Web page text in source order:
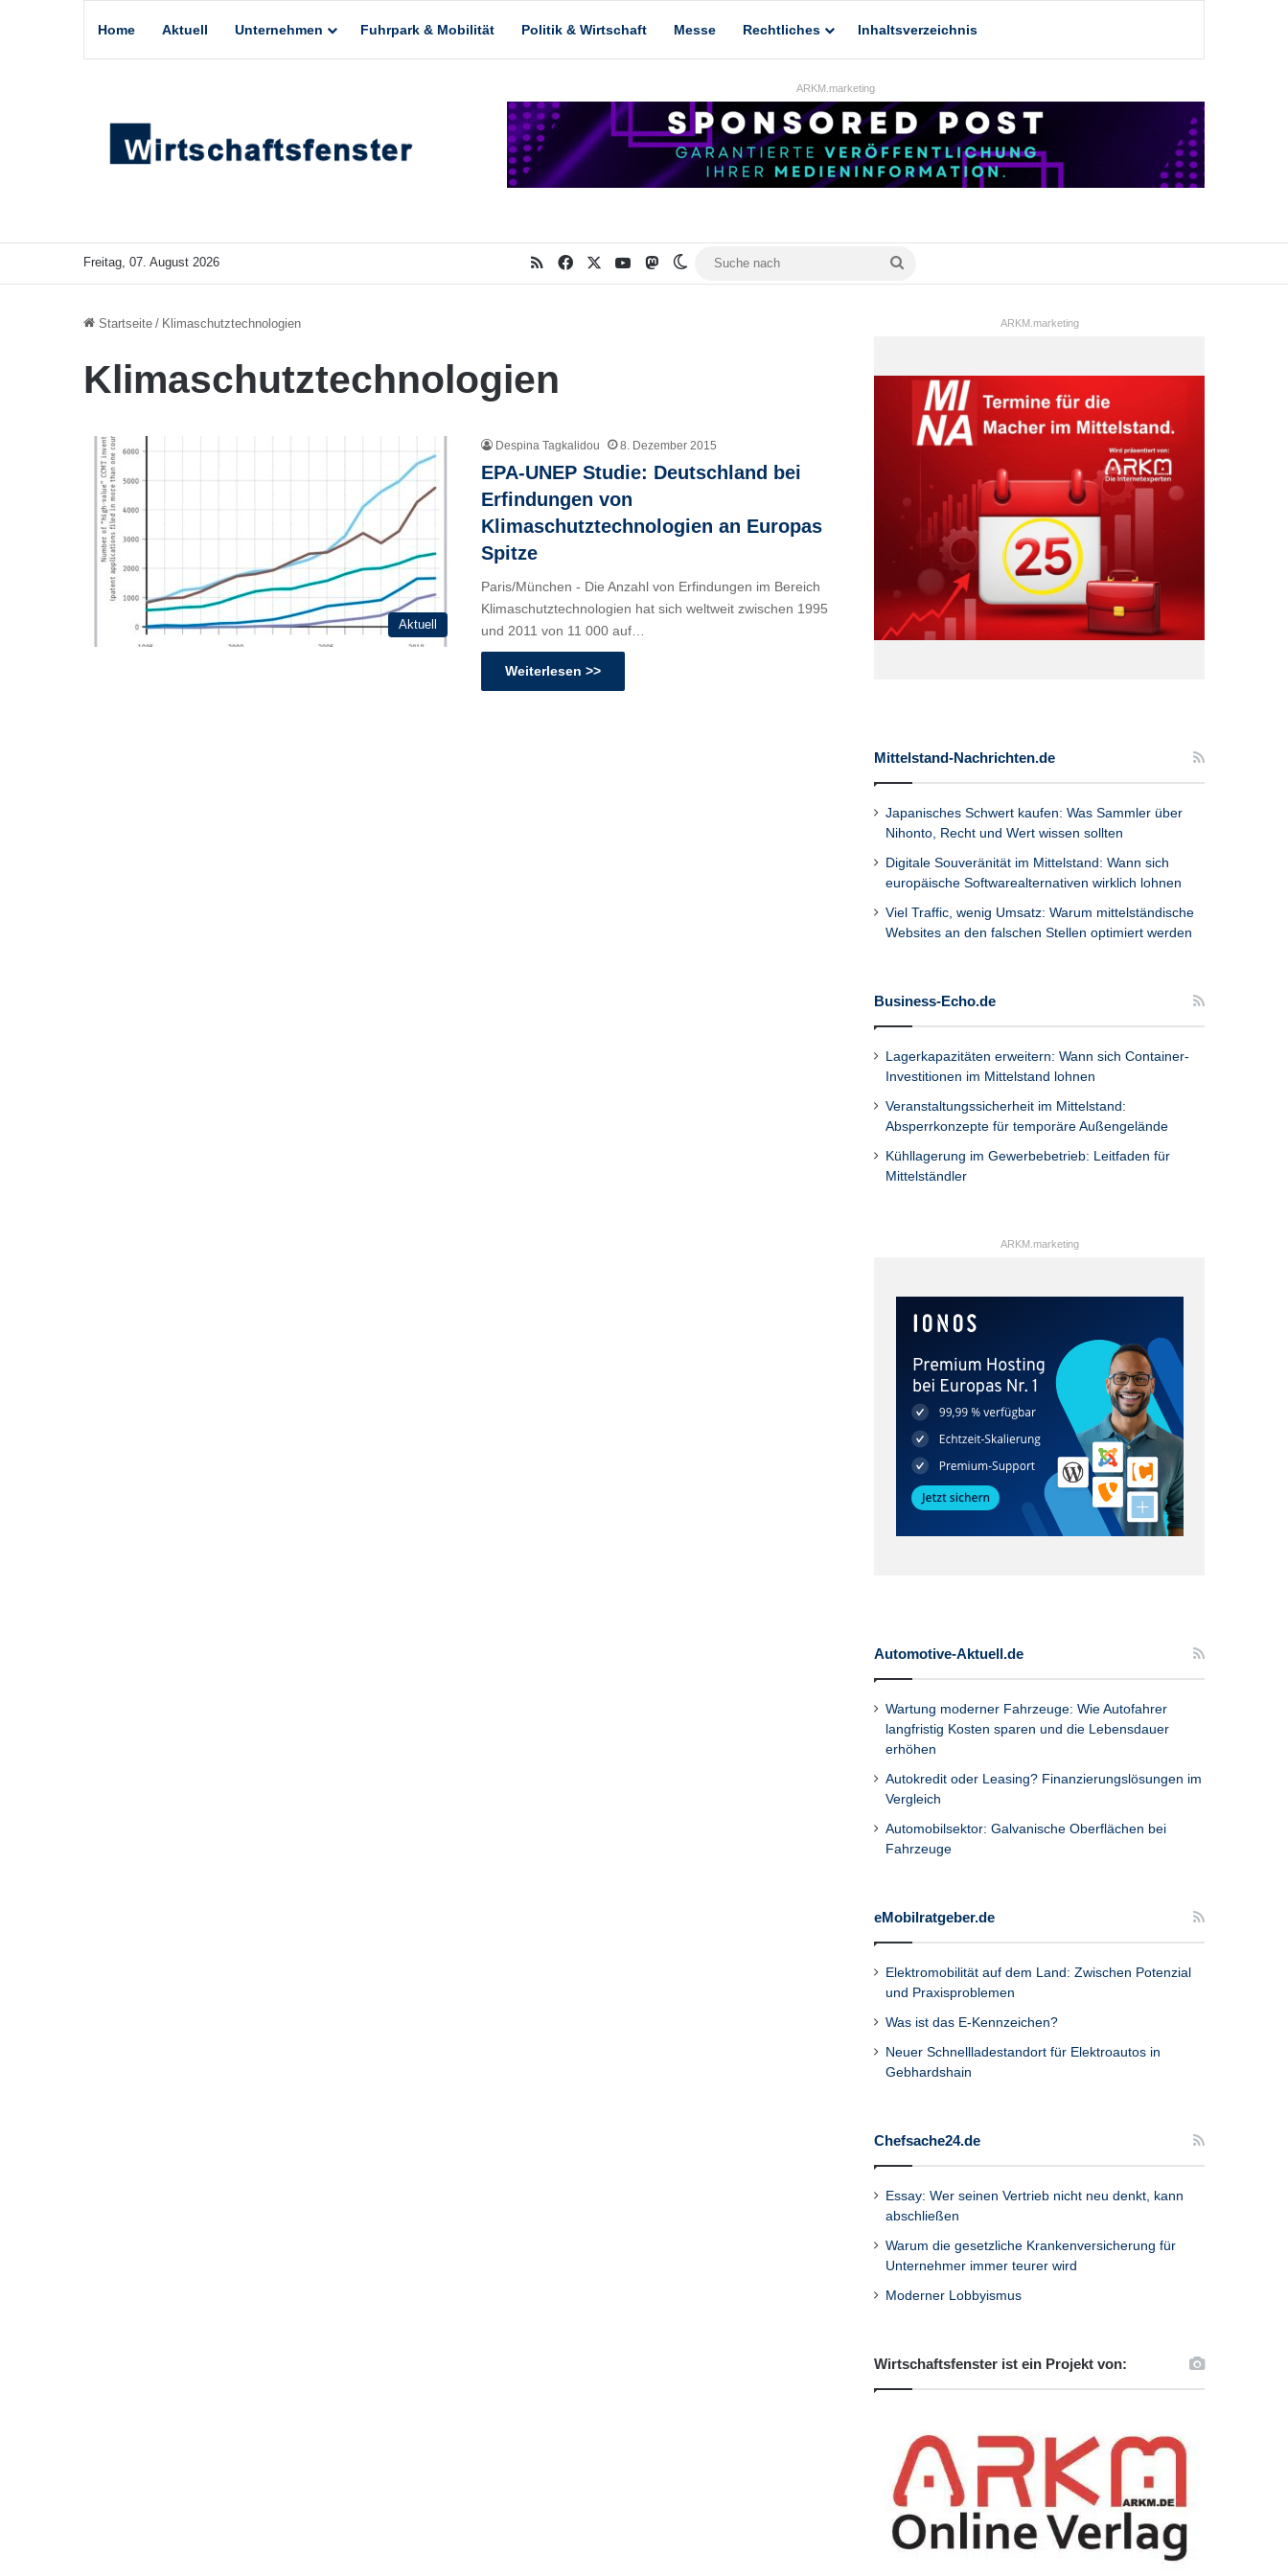
Home Aktuell Unternehmen Fuhrpark & Mobilität Politik & Wirtschaft Messe Rechtliches Inhaltsverzeichnis
ARKM.marketing
Freitag, 07. August 2026 RSS Facebook YouTubeMastodonSkin umschalten
Startseite / Klimaschutztechnologien
Klimaschutztechnologien
Aktuell
Despina Tagkalidou 8. Dezember 2015
EPA-UNEP Studie: Deutschland bei
Erfindungen von
Klimaschutztechnologien an Europas
Spitze
Paris/München - Die Anzahl von Erfindungen im Bereich
Klimaschutztechnologien hat sich weltweit zwischen 1995
und 2011 von 11 000 auf…
Weiterlesen >>
ARKM.marketing
Mittelstand-Nachrichten.de
Japanisches Schwert kaufen: Was Sammler über
Nihonto, Recht und Wert wissen sollten
Digitale Souveränität im Mittelstand: Wann sich
europäische Softwarealternativen wirklich lohnen
Viel Traffic, wenig Umsatz: Warum mittelständische
Websites an den falschen Stellen optimiert werden
Business-Echo.de
Lagerkapazitäten erweitern: Wann sich Container-
Investitionen im Mittelstand lohnen
Veranstaltungssicherheit im Mittelstand:
Absperrkonzepte für temporäre Außengelände
Kühllagerung im Gewerbebetrieb: Leitfaden für
Mittelständler
ARKM.marketing
Automotive-Aktuell.de
Wartung moderner Fahrzeuge: Wie Autofahrer
langfristig Kosten sparen und die Lebensdauer
erhöhen
Autokredit oder Leasing? Finanzierungslösungen im
Vergleich
Automobilsektor: Galvanische Oberflächen bei
Fahrzeuge
eMobilratgeber.de
Elektromobilität auf dem Land: Zwischen Potenzial
und Praxisproblemen
Was ist das E-Kennzeichen?
Neuer Schnellladestandort für Elektroautos in
Gebhardshain
Chefsache24.de
Essay: Wer seinen Vertrieb nicht neu denkt, kann
abschließen
Warum die gesetzliche Krankenversicherung für
Unternehmer immer teurer wird
Moderner Lobbyismus
Wirtschaftsfenster ist ein Projekt von: